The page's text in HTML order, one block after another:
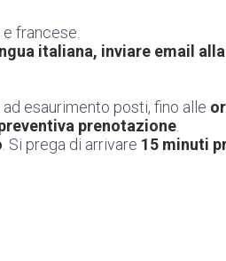
francese.
italiana, inviare email
esaurimento posti, fino alle
prenotazione
. Si prega di arrivare 15 minuti